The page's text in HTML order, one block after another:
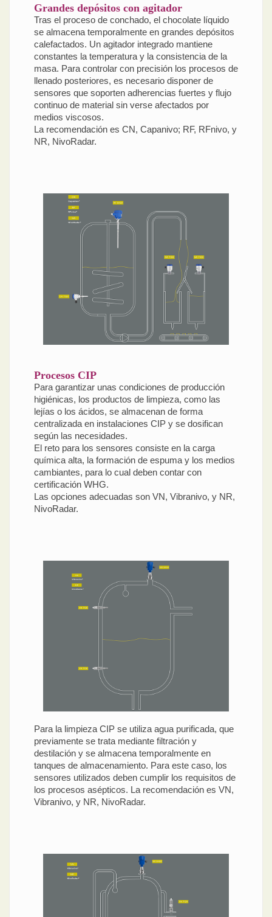
Grandes depósitos con agitador
Tras el proceso de conchado, el chocolate líquido
se almacena temporalmente en grandes depósitos
calefactados. Un agitador integrado mantiene
constantes la temperatura y la consistencia de la
masa. Para controlar con precisión los procesos de
llenado posteriores, es necesario disponer de
sensores que soporten adherencias fuertes y flujo
continuo de material sin verse afectados por
medios viscosos.
La recomendación es CN, Capanivo; RF, RFnivo, y
NR, NivoRadar.
Procesos CIP
Para garantizar unas condiciones de producción
higiénicas, los productos de limpieza, como las
lejías o los ácidos, se almacenan de forma
centralizada en instalaciones CIP y se dosifican
según las necesidades.
El reto para los sensores consiste en la carga
química alta, la formación de espuma y los medios
cambiantes, para lo cual deben contar con
certificación WHG.
Las opciones adecuadas son VN, Vibranivo, y NR,
NivoRadar.
Para la limpieza CIP se utiliza agua purificada, que
previamente se trata mediante filtración y
destilación y se almacena temporalmente en
tanques de almacenamiento. Para este caso, los
sensores utilizados deben cumplir los requisitos de
los procesos asépticos. La recomendación es VN,
Vibranivo, y NR, NivoRadar.